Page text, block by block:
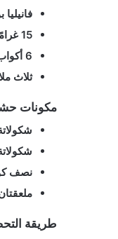
15 غرامًا من خميرة الحلويات (بيكنج باودر)
6 أكواب دقيق (500 غرام)
ثلاث
مكونات
نصف
طريقة